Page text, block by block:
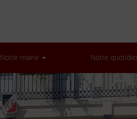
Notre mairie Notre